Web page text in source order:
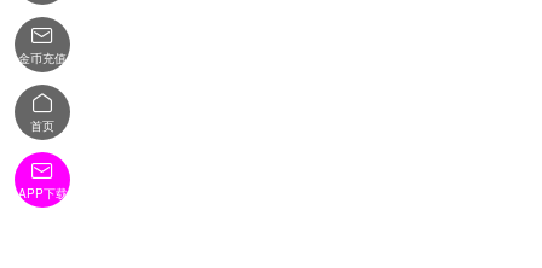

金币充值

首页

APP下载